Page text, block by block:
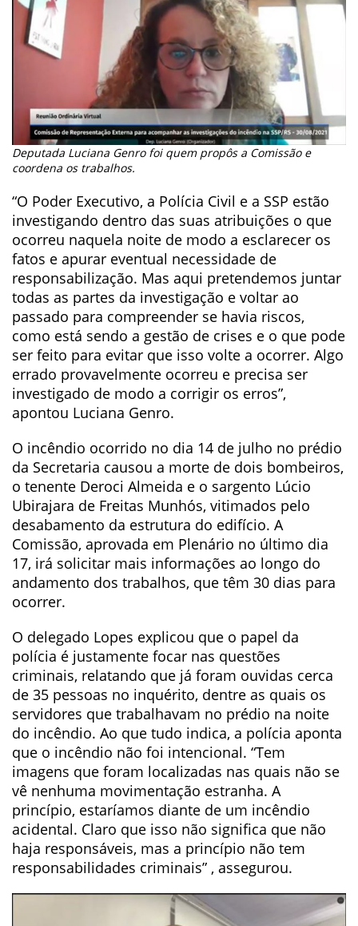
Deputada Luciana Genro foi quem propôs a Comissão e
coordena os trabalhos.
“O Poder Executivo, a Polícia Civil e a SSP estão
investigando dentro das suas atribuições o que
ocorreu naquela noite de modo a esclarecer os
fatos e apurar eventual necessidade de
responsabilização. Mas aqui pretendemos juntar
todas as partes da investigação e voltar ao
passado para compreender se havia riscos,
como está sendo a gestão de crises e o que pode
ser feito para evitar que isso volte a ocorrer. Algo
errado provavelmente ocorreu e precisa ser
investigado de modo a corrigir os erros”,
apontou Luciana Genro.
O incêndio ocorrido no dia 14 de julho no prédio
da Secretaria causou a morte de dois bombeiros,
o tenente Deroci Almeida e o sargento Lúcio
Ubirajara de Freitas Munhós, vitimados pelo
desabamento da estrutura do edifício. A
Comissão, aprovada em Plenário no último dia
17, irá solicitar mais informações ao longo do
andamento dos trabalhos, que têm 30 dias para
ocorrer.
O delegado Lopes explicou que o papel da
polícia é justamente focar nas questões
criminais, relatando que já foram ouvidas cerca
de 35 pessoas no inquérito, dentre as quais os
servidores que trabalhavam no prédio na noite
do incêndio. Ao que tudo indica, a polícia aponta
que o incêndio não foi intencional. “Tem
imagens que foram localizadas nas quais não se
vê nenhuma movimentação estranha. A
princípio, estaríamos diante de um incêndio
acidental. Claro que isso não significa que não
haja responsáveis, mas a princípio não tem
responsabilidades criminais” , assegurou.